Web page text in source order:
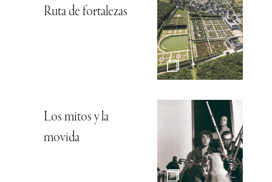
Ruta de fortalezas
Los mitos y la
movida